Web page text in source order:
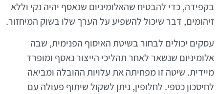
בקפידה, כדי להבטיח שהאלומיניום שנאסף יהיה נקי וללא
זיהומים, דבר שיכול להשפיע על הערך שלו בשוק המיחזור.
עסקים יכולים לבחור בשיטת האיסוף הפנימית, שבה
אלומיניום שנשאר לאחר תהליכי הייצור נאסף ומופרד
מיידית. שיטה זו מפחיתה את עלויות ההובלה ומביאה
לחיסכון כספי. לחלופין, ניתן לשקול שיתוף פעולה עם